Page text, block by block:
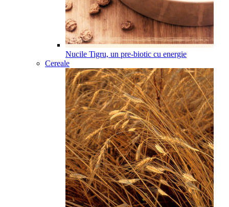
Nucile Tigru, un pre-biotic cu energie
Cereale